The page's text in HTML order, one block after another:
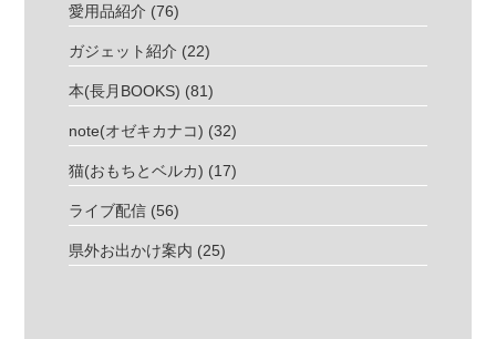
愛用品紹介 (76)
ガジェット紹介 (22)
本(長月BOOKS) (81)
note(オゼキカナコ) (32)
猫(おもちとベルカ) (17)
ライブ配信 (56)
県外お出かけ案内 (25)